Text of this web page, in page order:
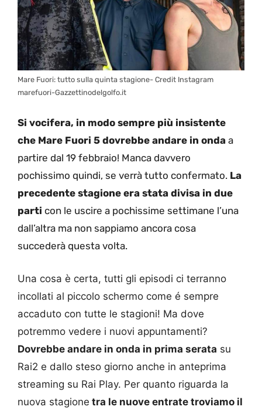
Mare Fuori: tutto sulla quinta stagione- Credit Instagram
marefuori-Gazzettinodelgolfo.it
Si vocifera, in modo sempre più insistente
che Mare Fuori 5 dovrebbe andare in onda a
partire dal 19 febbraio! Manca davvero
pochissimo quindi, se verrà tutto confermato. La
precedente stagione era stata divisa in due
parti con le uscire a pochissime settimane l’una
dall’altra ma non sappiamo ancora cosa
succederà questa volta.
Una cosa è certa, tutti gli episodi ci terranno
incollati al piccolo schermo come é sempre
accaduto con tutte le stagioni! Ma dove
potremmo vedere i nuovi appuntamenti?
Dovrebbe andare in onda in prima serata su
Rai2 e dallo steso giorno anche in anteprima
streaming su Rai Play. Per quanto riguarda la
nuova stagione tra le nuove entrate troviamo il